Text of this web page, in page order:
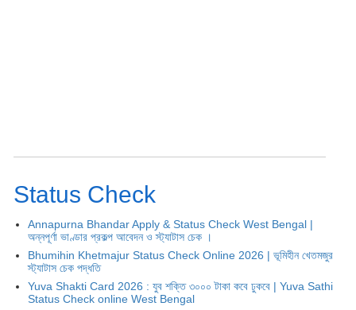
Status Check
Annapurna Bhandar Apply & Status Check West Bengal |
অন্নপূর্ণা ভাণ্ডার প্রকল্প আবেদন ও স্ট্যাটাস চেক ।
Bhumihin Khetmajur Status Check Online 2026 | ভূমিহীন খেতমজুর
স্ট্যাটাস চেক পদ্ধতি
Yuva Shakti Card 2026 : যুব শক্তি ৩০০০ টাকা কবে ঢুকবে | Yuva Sathi
Status Check online West Bengal